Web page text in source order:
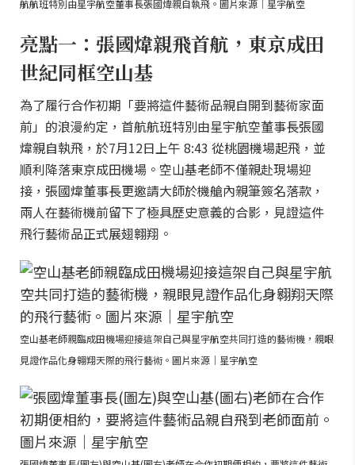
航航班特別由星宇航空董事長張國煒親自執飛。圖片來源｜星宇航空
亮點一：張國煒親飛首航，東京成田
世紀同框空山基
為了履行合作初期「要將這件藝術品親自開到藝術家面
前」的浪漫約定，首航航班特別由星宇航空董事長張國
煒親自執飛，於7月12日上午 8:43 從桃園機場起飛，並
順利降落東京成田機場。空山基老師不僅親赴現場迎
接，張國煒董事長更邀請大師於機艙內親筆簽名落款，
兩人在藝術機前留下了極具歷史意義的合影，見證這件
飛行藝術品正式展翅翱翔。
空山基老師親臨成田機場迎接這架自己與星宇航空共同打造的藝術機，親眼
見證作品化身翱翔天際的飛行藝術。圖片來源｜星宇航空